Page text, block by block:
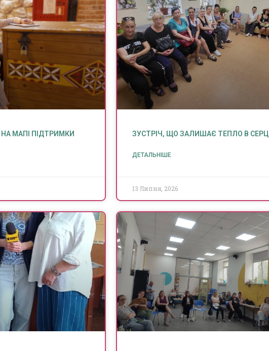
МАПІ ПІДТРИМКИ
ЗУСТРІЧ, ЩО ЗАЛИШАЄ ТЕПЛО В СЕРЦІ
ДЕТАЛЬНІШЕ
13 Липня, 2026